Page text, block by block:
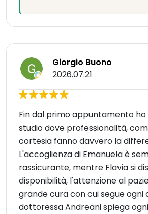
Giorgio Buono
2026.07.21
Fin dal primo appuntamento
studio dove professionalità,
cortesia fanno davvero la
L'accoglienza di Emanuela è
rassicurante, mentre Flavia si
disponibilità, l'attenzione al
grande cura con cui segue ogni
dottoressa Andreani spiega